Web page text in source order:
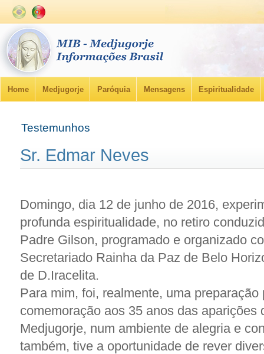
Home Medjugorje Paróquia Mensagens Espiritualidade
Testemunhos
Sr. Edmar Neves
Domingo, dia 12 de junho de 2016,
profunda espiritualidade, no retiro
Padre Gilson, programado e organizado
Secretariado Rainha da Paz de Belo
de D.Iracelita.
Para mim, foi, realmente, uma preparação
comemoração aos 35 anos das aparições
Medjugorje, num ambiente de alegria e
também, tive a oportunidade de rever